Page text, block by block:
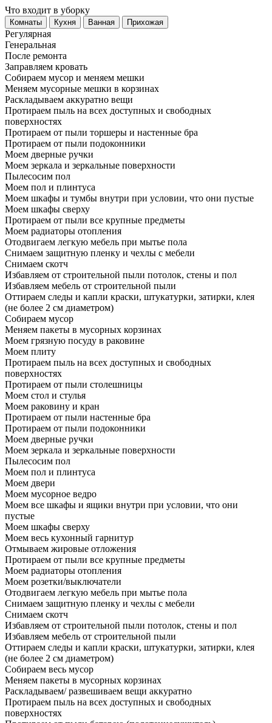
Что входит в уборку
Регу­лярная
Гене­ральная
После ремонта
Заправляем кровать
Собираем мусор и меняем мешки
Меняем мусорные мешки в корзинах
Раскладываем аккуратно вещи
Протираем пыль на всех доступных и свободных
поверхностях
Протираем от пыли торшеры и настенные бра
Протираем от пыли подоконники
Моем дверные ручки
Моем зеркала и зеркальные поверхности
Пылесосим пол
Моем пол и плинтуса
Моем шкафы и тумбы внутри при условии, что они пустые
Моем шкафы сверху
Протираем от пыли все крупные предметы
Моем радиаторы отопления
Отодвигаем легкую мебель при мытье пола
Снимаем защитную пленку и чехлы с мебели
Снимаем скотч
Избавляем от строительной пыли потолок, стены и пол
Избавляем мебель от строительной пыли
Оттираем следы и капли краски, штукатурки, затирки, клея
(не более 2 см диаметром)
Собираем мусор
Меняем пакеты в мусорных корзинах
Моем грязную посуду в раковине
Моем плиту
Протираем пыль на всех доступных и свободных
поверхностях
Протираем от пыли столешницы
Моем стол и стулья
Моем раковину и кран
Протираем от пыли настенные бра
Протираем от пыли подоконники
Моем дверные ручки
Моем зеркала и зеркальные поверхности
Пылесосим пол
Моем пол и плинтуса
Моем двери
Моем мусорное ведро
Моем все шкафы и ящики внутри при условии, что они
пустые
Моем шкафы сверху
Моем весь кухонный гарнитур
Отмываем жировые отложения
Протираем от пыли все крупные предметы
Моем радиаторы отопления
Моем розетки/выключатели
Отодвигаем легкую мебель при мытье пола
Снимаем защитную пленку и чехлы с мебели
Снимаем скотч
Избавляем от строительной пыли потолок, стены и пол
Избавляем мебель от строительной пыли
Оттираем следы и капли краски, штукатурки, затирки, клея
(не более 2 см диаметром)
Собираем весь мусор
Меняем пакеты в мусорных корзинах
Раскладываем/ развешиваем вещи аккуратно
Протираем пыль на всех доступных и свободных
поверхностях